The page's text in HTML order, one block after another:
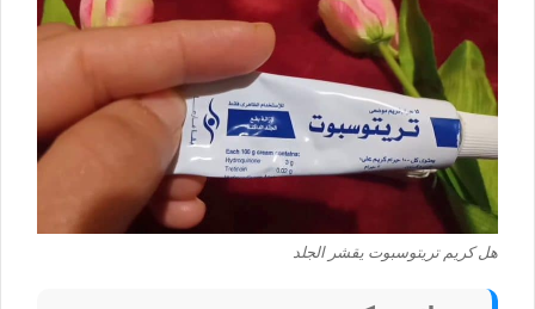
هل كريم تريتوسبوت يقشر الجلد